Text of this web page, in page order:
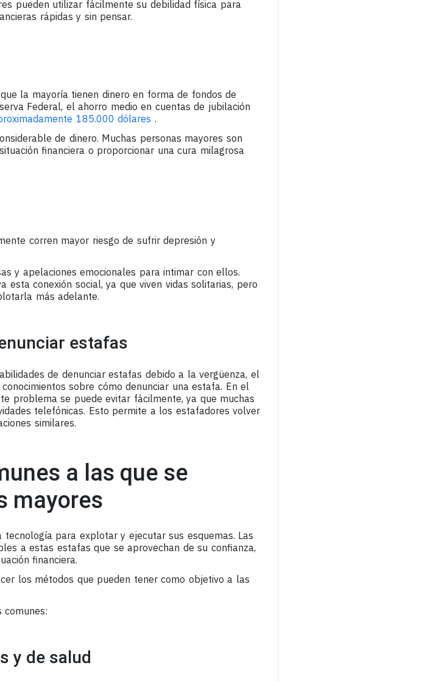
pueden utilizar fácilmente su debilidad física para
rápidas y sin pensar.
la mayoría tienen dinero en forma de fondos de
Federal, el ahorro medio en cuentas de jubilación
185.000 dólares .
de dinero. Muchas personas mayores son
financiera o proporcionar una cura milagrosa
corren mayor riesgo de sufrir depresión y
y apelaciones emocionales para intimar con ellos.
esta conexión social, ya que viven vidas solitarias, pero
más adelante.
estafas
de denunciar estafas debido a la vergüenza, el
sobre cómo denunciar una estafa. En el
problema se puede evitar fácilmente, ya que muchas
telefónicas. Esto permite a los estafadores volver
similares.
a las que se
mayores
para explotar y ejecutar sus esquemas. Las
a estas estafas que se aprovechan de su confianza,
financiera.
los métodos que pueden tener como objetivo a las
y de salud